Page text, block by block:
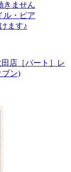
きません
ル・ピア
ます♪
店［パート］レ
ブン)